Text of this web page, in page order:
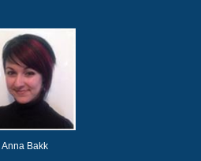
Anna Bakk